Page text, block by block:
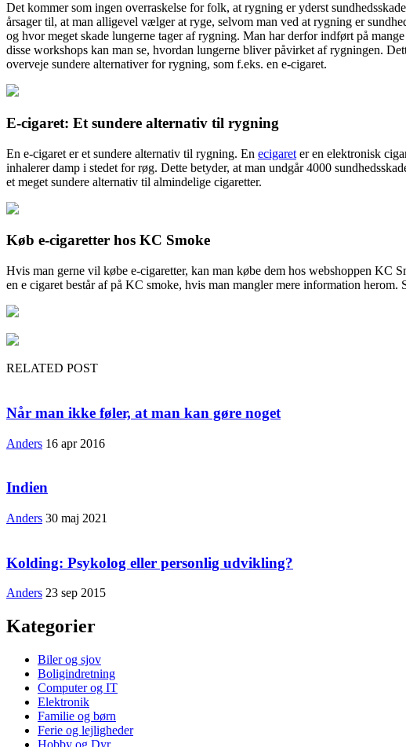
Det kommer som ingen overraskelse for folk, at rygning er yderst
årsagertil, at man alligevel vælger at ryge, selvom man ved at rygning er
og hvor meget skade lungerne tager af rygning. Man har derfor indført på
disse workshops kan man se, hvordan lungerne bliver påvirket af rygningen.
overveje sundere alternativer for rygning, som f.eks. en e-cigaret.
E-cigaret: Et sundere alternativ til rygning
En e-cigaret er et sundere alternativ til rygning. En ecigaret er en elektronisk
inhalerer damp i stedet for røg. Dette betyder, at man undgår 4000
et meget sundere alternativ til almindelige cigaretter.
Køb e-cigaretter hos KC Smoke
Hvis man gerne vil købe e-cigaretter, kan man købe dem hos webshoppen KC
en e cigaret består af på KC smoke, hvis man mangler mere information herom.
RELATED POST
Når man ikke føler, at man kan gøre noget
Anders 16 apr 2016
Indien
Anders 30 maj 2021
Kolding: Psykolog eller personlig udvikling?
Anders 23 sep 2015
Kategorier
Biler og sjov
Boligindretning
Computer og IT
Elektronik
Familie og børn
Ferie og lejligheder